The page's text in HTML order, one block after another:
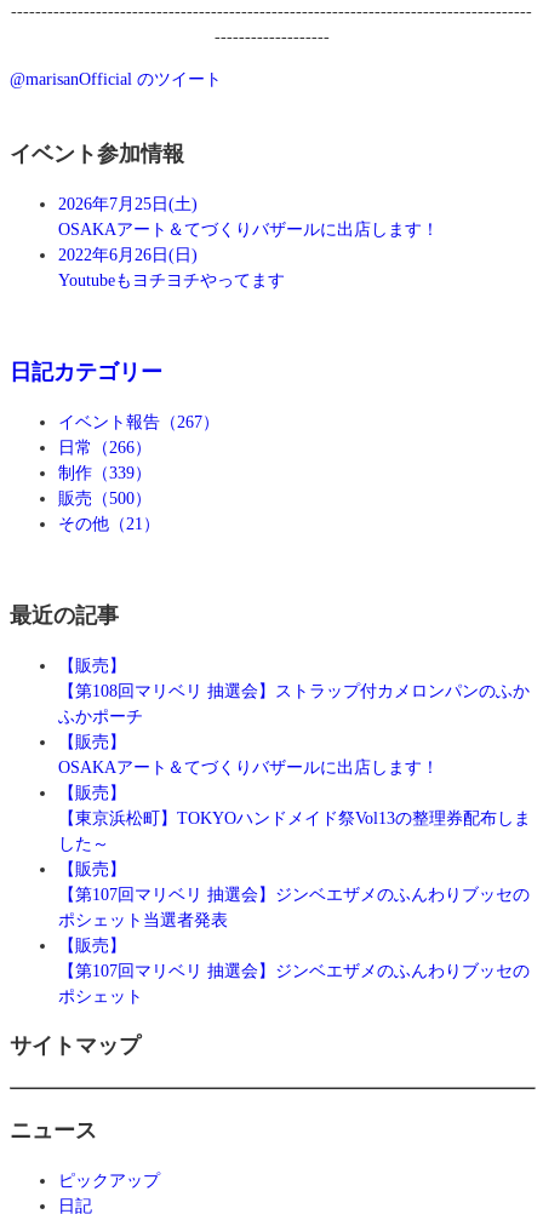
--------------------------------------------------------------------------------------
-------------------
@marisanOfficial のツイート
イベント参加情報
2026年7月25日(土)
OSAKAアート＆てづくりバザールに出店します！
2022年6月26日(日)
Youtubeもヨチヨチやってます
日記カテゴリー
イベント報告（267）
日常（266）
制作（339）
販売（500）
その他（21）
最近の記事
【販売】
【第108回マリベリ 抽選会】ストラップ付カメロンパンのふか
ふかポーチ
【販売】
OSAKAアート＆てづくりバザールに出店します！
【販売】
【東京浜松町】TOKYOハンドメイド祭Vol13の整理券配布しま
した～
【販売】
【第107回マリベリ 抽選会】ジンベエザメのふんわりブッセの
ポシェット当選者発表
【販売】
【第107回マリベリ 抽選会】ジンベエザメのふんわりブッセの
ポシェット
サイトマップ
ニュース
ピックアップ
日記